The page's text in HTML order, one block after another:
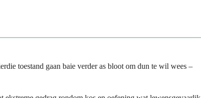
toestand gaan baie verder as bloot om dun te wil wees –